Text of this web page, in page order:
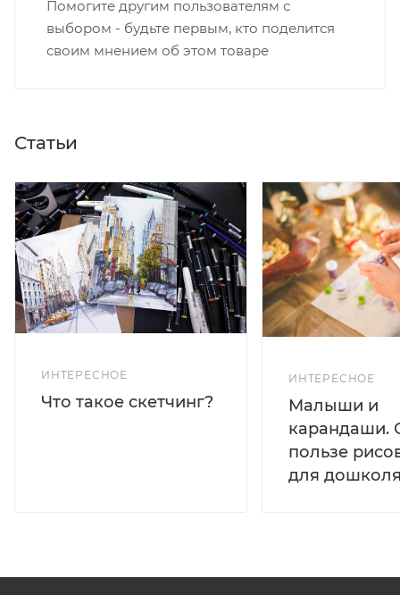
Помогите другим пользователям с
выбором - будьте первым, кто поделится
своим мнением об этом товаре
Статьи
ИНТЕРЕСНОЕ
Что такое скетчинг?
ИНТЕРЕСНОЕ
Малыши и
карандаши.
пользе
для